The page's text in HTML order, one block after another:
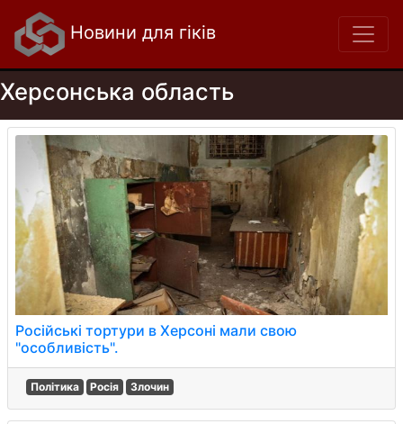
Новини для гіків
Херсонська область
Російські тортури в Херсоні мали свою
"особливість".
Політика Росія Злочин